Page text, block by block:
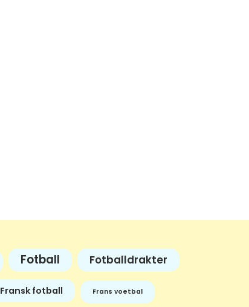
Fotball Fotballdrakter
Fransk fotball Frans voetbal